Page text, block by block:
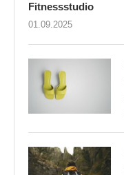
Fitnessstudio
01.09.2025